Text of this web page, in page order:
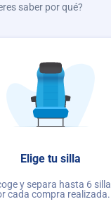
saber por qué?
Elige tu silla
y separa hasta 6
cada compra realizada.